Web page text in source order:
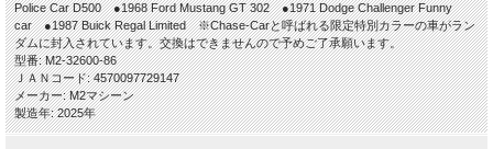
Police Car D500 ●1968 Ford Mustang GT 302 ●1971 Dodge Challenger Funny
car ●1987 Buick Regal Limited ※Chase-Carと呼ばれる限定特別カラーの車がラン
ダムに封入されています。交換はできませんので予めご了承願います。
型番: M2-32600-86
ＪＡＮコード: 4570097729147
メーカー: M2マシーン
製造年: 2025年